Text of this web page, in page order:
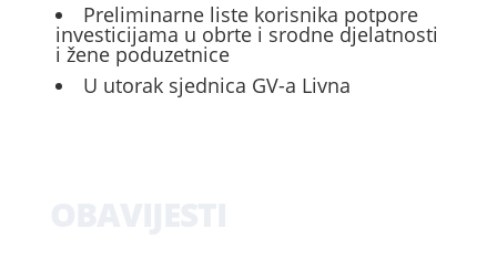
Preliminarne liste korisnika potpore
investicijama u obrte i srodne djelatnosti
i žene poduzetnice
U utorak sjednica GV-a Livna